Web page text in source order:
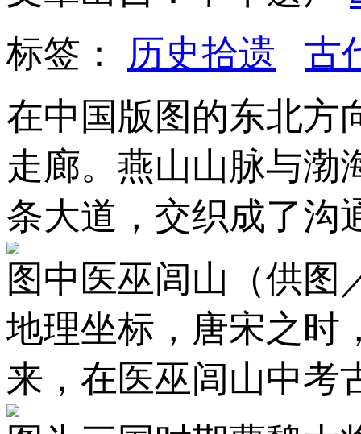
标签： 历史拾遗
古
在中国版图的东北方
走廊。燕山山脉与渤
条大道，交织成了沟
图中医巫闾山（供图
地理坐标，唐宋之时
来，在医巫闾山中考